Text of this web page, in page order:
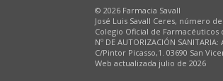
© 2026 Farmacia Savall
José Luis Savall Ceres, número
Colegio Oficial de Farmacéuticos
Nº DE AUTORIZACIÓN
C/Pintor Picasso,1. 03690 San
Web actualizada julio de 2026